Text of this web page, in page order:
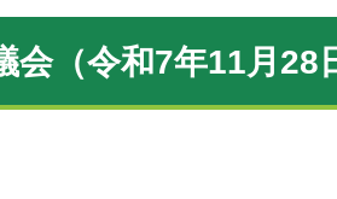
（令和7年11月28